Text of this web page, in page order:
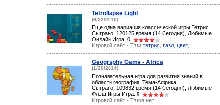
Tetrollapse Light
(9/22/2010)
Еще одна вариация классической игры Тетрис
Сыграно: 120125 время (14 Сегодня), Любимые
Онлайн Игра: 0
Игровой сайт - Тэги:тетрис пазл, цвет,
Geography Game - Africa
(1/20/2014)
Познавательная игра для развития знаний в
области географии. Тема-Африка.
Сыграно: 109832 время (14 Сегодня), Любимые
Флэш Игры Игра: 0
Игровой сайт - Тэгов нет